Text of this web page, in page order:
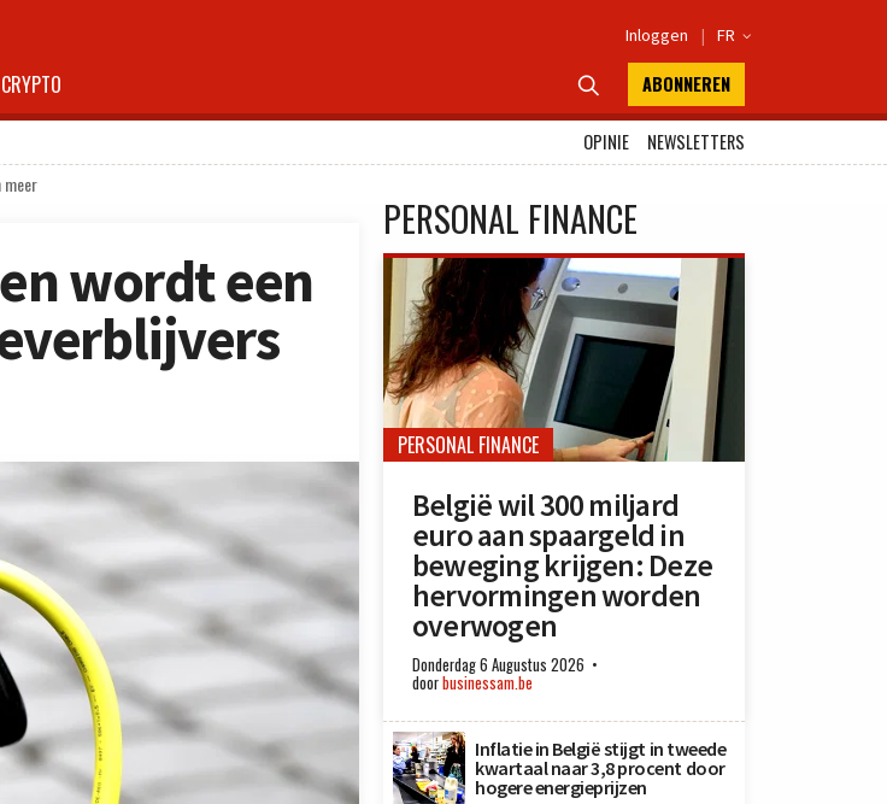
Inloggen | FR 
CRYPTO  ABONNEREN
OPINIE
NEWSLETTERS
meer
wordt een
PERSONAL FINANCE
PERSONAL FINANCE
België wil 300 miljard
euro aan spaargeld in
beweging krijgen: Deze
hervormingen worden
overwogen
Donderdag 6 Augustus 2026
doorbusinessam.be
Inflatie in België stijgt in tweede
kwartaal naar 3,8 procent door
hogere energieprijzen